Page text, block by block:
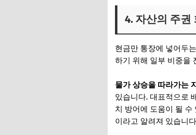
4. 자산의 주권
현금만 통장에 넣어두
하기 위해 일부 비중을
물가 상승을 따라가는
있습니다. 대표적으로
치 방어에 도움이 될
이라고 알려져 있습니